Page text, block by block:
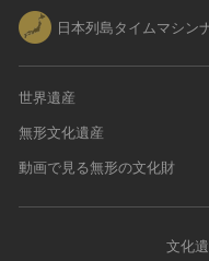
日本列島タイムマシン
世界遺産
無形文化遺産
動画で見る無形の文化財
文化